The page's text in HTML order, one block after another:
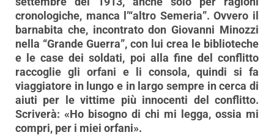
cronologiche, manca l’“altro Semeria”. Ovvero il
barnabita che, incontrato don Giovanni Minozzi
nella “Grande Guerra”, con lui crea le biblioteche
e le case dei soldati, poi alla fine del conflitto
raccoglie gli orfani e li consola, quindi si fa
viaggiatore in lungo e in largo sempre in cerca di
aiuti per le vittime più innocenti del conflitto.
Scriverà: «Ho bisogno di chi mi legga, ossia mi
compri, per i miei orfani».